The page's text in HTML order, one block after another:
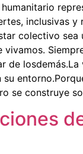
inclusivas
colectivo
se construye